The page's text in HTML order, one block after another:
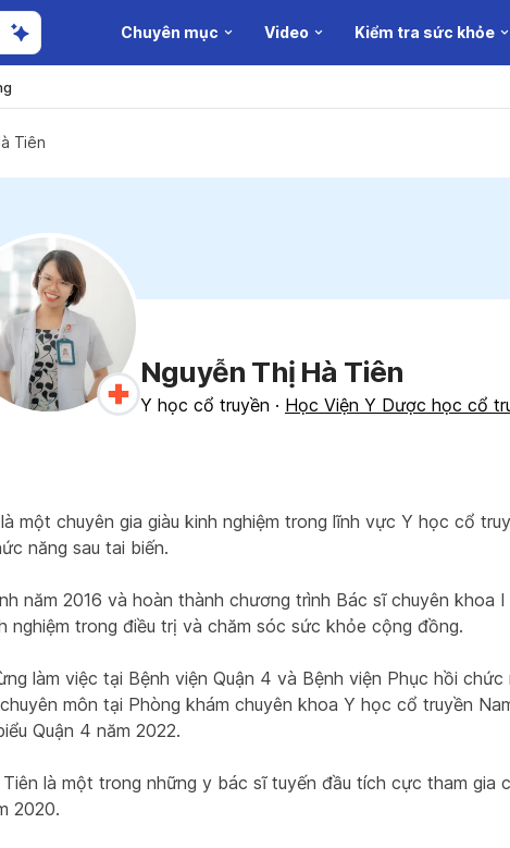
Chuyên mục Video Kiểm tra sức khỏe
Tiên
Nguyễn Thị Hà Tiên
Y học cổ truyền · Học Viện Y Dược học cổ
một chuyên gia giàu kinh nghiệm trong lĩnh vực Y học cổ
năng sau tai biến.
năm 2016 và hoàn thành chương trình Bác sĩ chuyên
nghiệm trong điều trị và chăm sóc sức khỏe cộng đồng.
làm việc tại Bệnh viện Quận 4 và Bệnh viện Phục hồi
môn tại Phòng khám chuyên khoa Y học cổ truyền
Quận 4 năm 2022.
là một trong những y bác sĩ tuyến đầu tích cực tham
2020.